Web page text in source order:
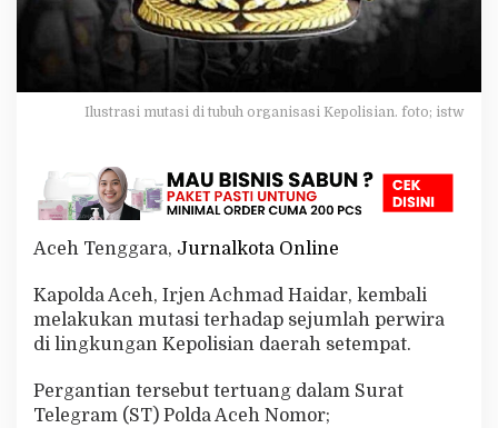
s
A
a
r
a
m
u
t
s
Ilustrasi mutasi di tubuh organisasi Kepolisian. foto; istw
Aceh Tenggara, Jurnalkota Online
Kapolda Aceh, Irjen Achmad Haidar, kembali
melakukan mutasi terhadap sejumlah perwira
di lingkungan Kepolisian daerah setempat.
Pergantian tersebut tertuang dalam Surat
Telegram (ST) Polda Aceh Nomor;